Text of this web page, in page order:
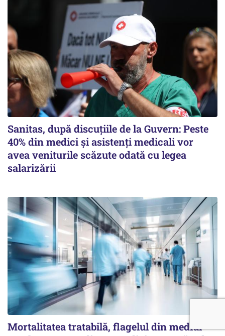
Sanitas, după discuțiile de la Guvern: Peste
40% din medici și asistenți medicali vor
avea veniturile scăzute odată cu legea
salarizării
Mortalitatea tratabilă, flagelul din mediul